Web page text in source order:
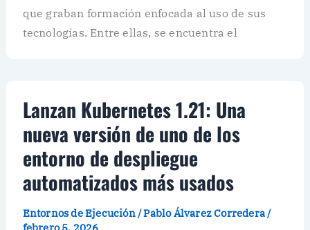
que graban formación enfocada al uso de sus
tecnologías. Entre ellas, se encuentra el
Lanzan Kubernetes 1.21: Una
nueva versión de uno de los
entorno de despliegue
automatizados más usados
Entornos de Ejecución/Pablo Álvarez Corredera/
febrero 5, 2026